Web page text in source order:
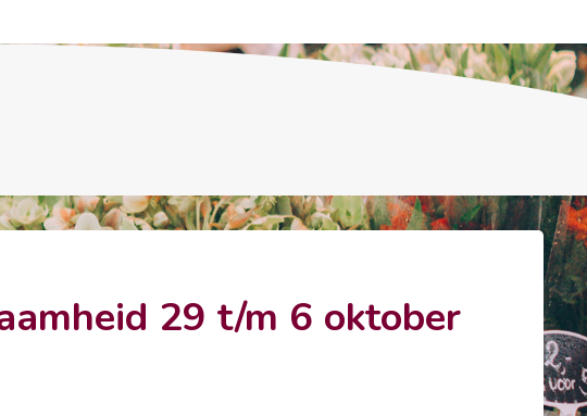
29 t/m 6 oktober